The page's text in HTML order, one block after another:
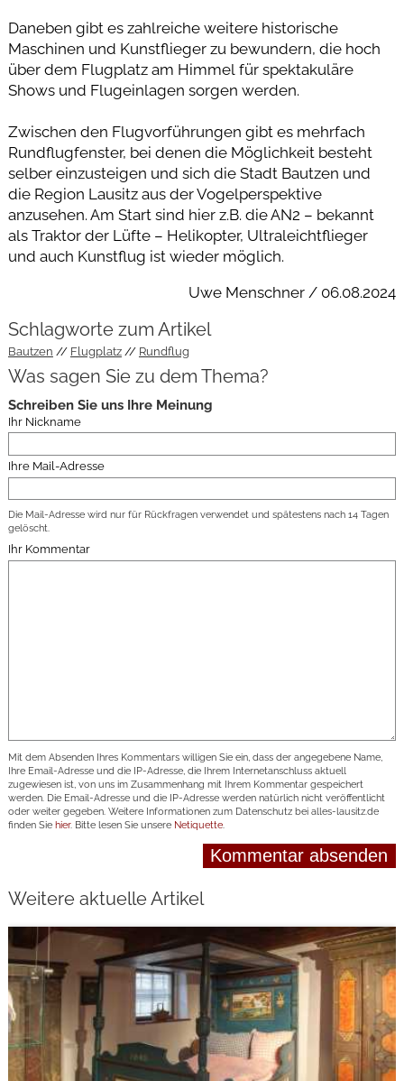
Daneben gibt es zahlreiche weitere historische
Maschinen und Kunstflieger zu bewundern, die hoch
über dem Flugplatz am Himmel für spektakuläre
Shows und Flugeinlagen sorgen werden.
Zwischen den Flugvorführungen gibt es mehrfach
Rundflugfenster, bei denen die Möglichkeit besteht
selber einzusteigen und sich die Stadt Bautzen und
die Region Lausitz aus der Vogelperspektive
anzusehen. Am Start sind hier z.B. die AN2 – bekannt
als Traktor der Lüfte – Helikopter, Ultraleichtflieger
und auch Kunstflug ist wieder möglich.
Uwe Menschner / 06.08.2024
Schlagworte zum Artikel
Bautzen Flugplatz Rundflug
Was sagen Sie zu dem Thema?
Schreiben Sie uns Ihre Meinung
Ihr Nickname
Ihre Mail-Adresse
Die Mail-Adresse wird nur für Rückfragen verwendet und spätestens nach 14 Tagen
gelöscht.
Ihr Kommentar
Mit dem Absenden Ihres Kommentars willigen Sie ein, dass der angegebene Name,
Ihre Email-Adresse und die IP-Adresse, die Ihrem Internetanschluss aktuell
zugewiesen ist, von uns im Zusammenhang mit Ihrem Kommentar gespeichert
werden. Die Email-Adresse und die IP-Adresse werden natürlich nicht veröffentlicht
oder weiter gegeben. Weitere Informationen zum Datenschutz bei alles-lausitz.de
finden Sie hier. Bitte lesen Sie unsere Netiquette.
Weitere aktuelle Artikel
weiterlesen